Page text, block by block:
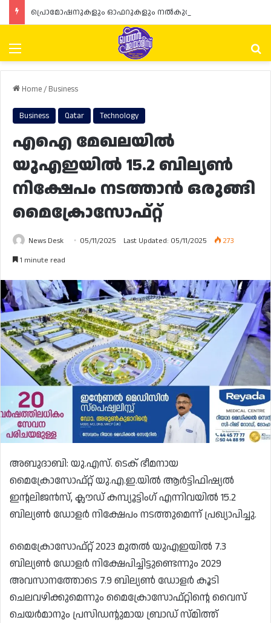
Menu
Home/ Business
Business Qatar Technology
എഐ മേഖലയിൽ
യുഎഇയിൽ 15.2 ബില്യൺ
നിക്ഷേപം നടത്താൻ ഒരുങ്ങി
മൈക്രോസോഫ്റ്റ്
News Desk 05/11/2025 Last Updated: 05/11/2025
273
1 minute read
അബുദാബി: യു.എസ്. ടെക് ഭീമനായ
മൈക്രോസോഫ്റ്റ് യു.എ.ഇ.യിൽ ആർട്ടിഫിഷ്യൽ
ഇന്റലിജൻസ്, ക്ലൗഡ് കമ്പ്യൂട്ടിംഗ് എന്നിവയിൽ 15.2
ബില്യൺ ഡോളർ നിക്ഷേപം നടത്തുമെന്ന് പ്രഖ്യാപിച്ചു.
മൈക്രോസോഫ്റ്റ് 2023 മുതൽ യുഎഇയിൽ 7.3
ബില്യൺ ഡോളർ നിക്ഷേപിച്ചിട്ടുണ്ടെന്നും 2029
അവസാനത്തോടെ 7.9 ബില്യൺ ഡോളർ കൂടി
ചെലവഴിക്കുമെന്നും മൈക്രോസോഫ്റ്റിന്റെ വൈസ്
ചെയർമാനും പ്രസിഡന്റുമായ ബ്രാഡ് സ്മിത്ത്